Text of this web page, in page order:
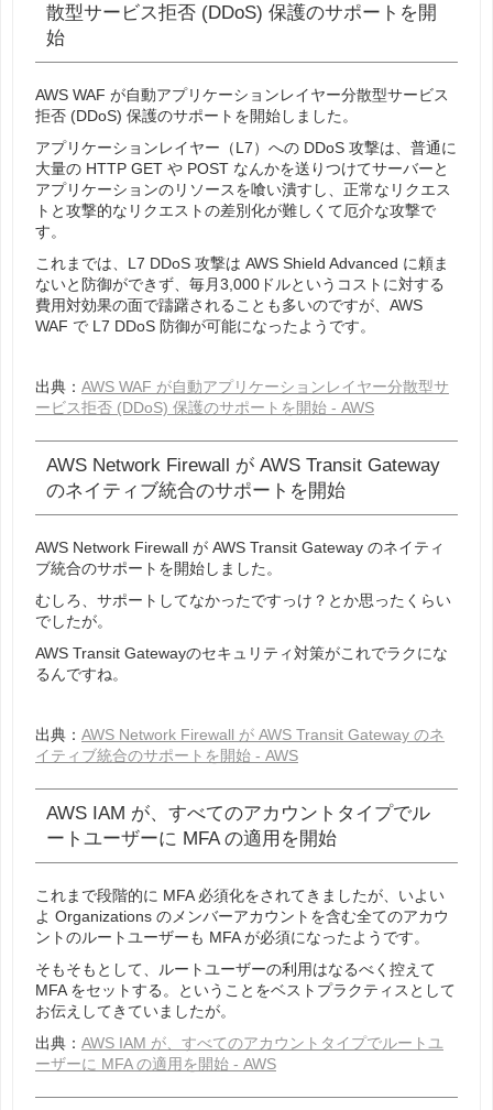
散型サービス拒否 (DDoS) 保護のサポートを開
始
AWS WAF が自動アプリケーションレイヤー分散型サービス
拒否 (DDoS) 保護のサポートを開始しました。
アプリケーションレイヤー（L7）への DDoS 攻撃は、普通に
大量の HTTP GET や POST なんかを送りつけてサーバーと
アプリケーションのリソースを喰い潰すし、正常なリクエス
トと攻撃的なリクエストの差別化が難しくて厄介な攻撃で
す。
これまでは、L7 DDoS 攻撃は AWS Shield Advanced に頼ま
ないと防御ができず、毎月3,000ドルというコストに対する
費用対効果の面で躊躇されることも多いのですが、AWS
WAF で L7 DDoS 防御が可能になったようです。
出典： AWS WAF が自動アプリケーションレイヤー分散型サ
ービス拒否 (DDoS) 保護のサポートを開始 - AWS
AWS Network Firewall が AWS Transit Gateway
のネイティブ統合のサポートを開始
AWS Network Firewall が AWS Transit Gateway のネイティ
ブ統合のサポートを開始しました。
むしろ、サポートしてなかったですっけ？とか思ったくらい
でしたが。
AWS Transit Gatewayのセキュリティ対策がこれでラクにな
るんですね。
出典： AWS Network Firewall が AWS Transit Gateway のネ
イティブ統合のサポートを開始 - AWS
AWS IAM が、すべてのアカウントタイプでル
ートユーザーに MFA の適用を開始
これまで段階的に MFA 必須化をされてきましたが、いよい
よ Organizations のメンバーアカウントを含む全てのアカウ
ントのルートユーザーも MFA が必須になったようです。
そもそもとして、ルートユーザーの利用はなるべく控えて
MFA をセットする。ということをベストプラクティスとして
お伝えしてきていましたが。
出典： AWS IAM が、すべてのアカウントタイプでルートユ
ーザーに MFA の適用を開始 - AWS